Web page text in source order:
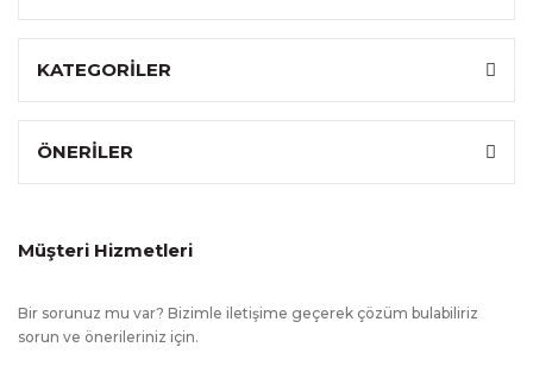
KATEGORİLER
ÖNERİLER
Müşteri Hizmetleri
Bir sorunuz mu var? Bizimle iletişime geçerek çözüm bulabiliriz
sorun ve önerileriniz için.